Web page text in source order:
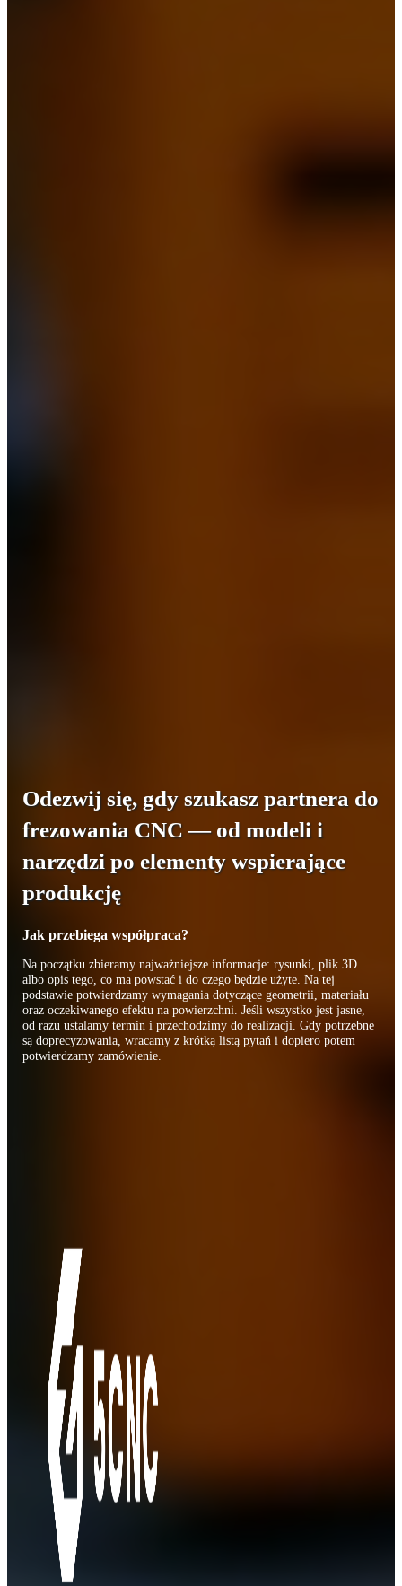
Odezwij się, gdy szukasz partnera do
frezowania CNC — od modeli i
narzędzi po elementy wspierające
produkcję
Jak przebiega współpraca?
Na początku zbieramy najważniejsze informacje: rysunki, plik 3D
albo opis tego, co ma powstać i do czego będzie użyte. Na tej
podstawie potwierdzamy wymagania dotyczące geometrii, materiału
oraz oczekiwanego efektu na powierzchni. Jeśli wszystko jest jasne,
od razu ustalamy termin i przechodzimy do realizacji. Gdy potrzebne
są doprecyzowania, wracamy z krótką listą pytań i dopiero potem
potwierdzamy zamówienie.